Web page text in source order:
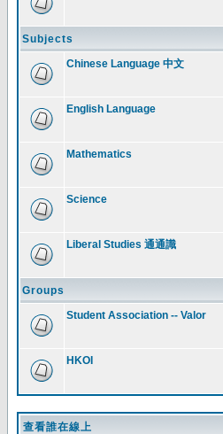
Subjects
Chinese Language 中文
English Language
Mathematics
Science
Liberal Studies 通通識
Groups
Student Association -- Valor
HKOI
查看誰在線上